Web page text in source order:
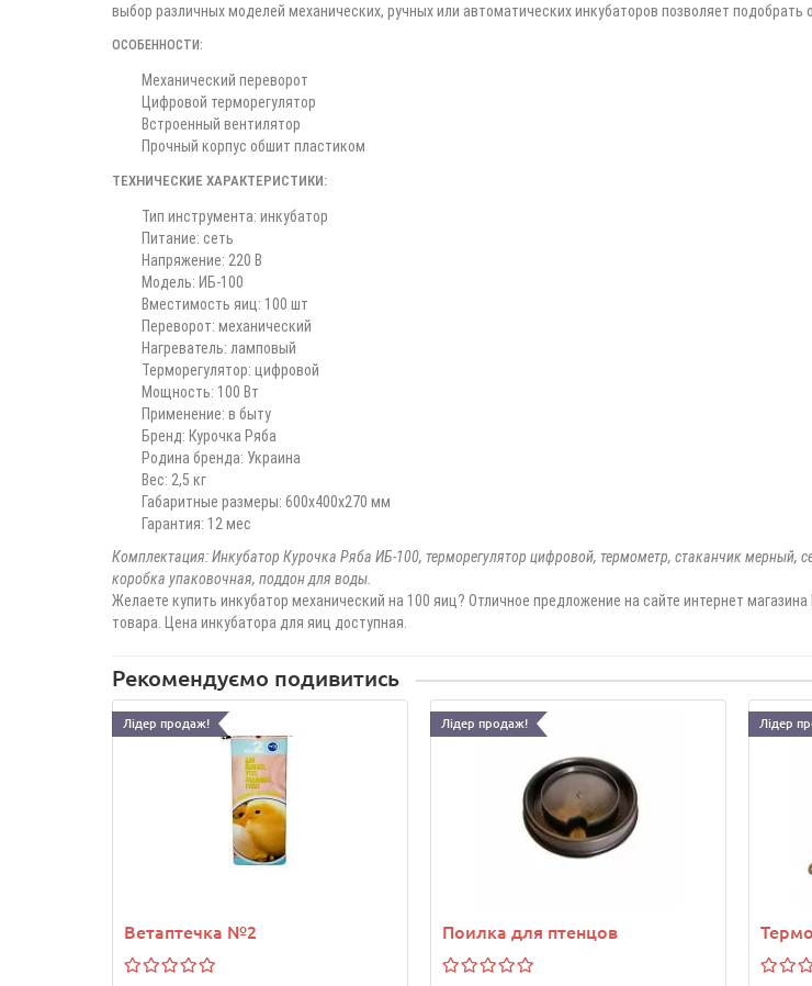
выбор различных моделей механических, ручных или автоматических инкубаторов позволяет
ОСОБЕННОСТИ:
Механический переворот
Цифровой терморегулятор
Встроенный вентилятор
Прочный корпус обшит пластиком
ТЕХНИЧЕСКИЕ ХАРАКТЕРИСТИКИ:
Тип инструмента: инкубатор
Питание: сеть
Напряжение: 220 В
Модель: ИБ-100
Вместимость яиц: 100 шт
Переворот: механический
Нагреватель: ламповый
Терморегулятор: цифровой
Мощность: 100 Вт
Применение: в быту
Бренд: Курочка Ряба
Родина бренда: Украина
Вес: 2,5 кг
Габаритные размеры: 600х400х270 мм
Гарантия: 12 мес
Комплектация: Инкубатор Курочка Ряба ИБ-100, терморегулятор цифровой, термометр, стаканчик мерный,
коробка упаковочная, поддон для воды.
Желаете купить инкубатор механический на 100 яиц? Отличное предложение на сайте интернет
товара. Цена инкубатора для яиц доступная.
Рекомендуємо подивитись
Лідер продаж!
Ветаптечка №2
Лідер продаж!
Поилка для птенцов
Лідер